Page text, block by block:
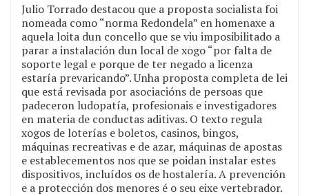
Julio Torrado destacou que a proposta socialista foi
nomeada como “norma Redondela” en homenaxe a
aquela loita dun concello que se viu imposibilitado a
parar a instalación dun local de xogo “por falta de
soporte legal e porque de ter negado a licenza
estaría prevaricando”. Unha proposta completa de lei
que está revisada por asociacións de persoas que
padeceron ludopatía, profesionais e investigadores
en materia de conductas aditivas. O texto regula
xogos de loterías e boletos, casinos, bingos,
máquinas recreativas e de azar, máquinas de apostas
e establecementos nos que se poidan instalar estes
dispositivos, incluídos os de hostalería. A prevención
e a protección dos menores é o seu eixe vertebrador.